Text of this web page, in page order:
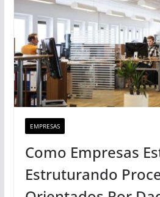
EMPRESAS
Como Empresas
Estruturando